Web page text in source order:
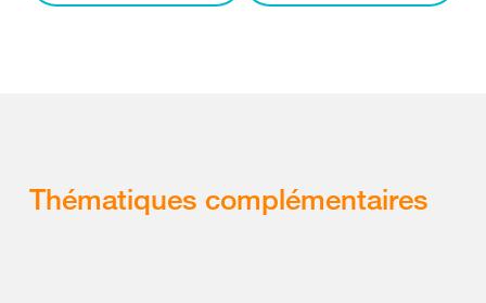
Thématiques complémentaires